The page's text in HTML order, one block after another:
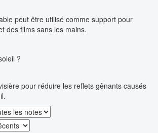
peut être utilisé comme support pour
des films sans les mains.
?
pour réduire les reflets gênants causés